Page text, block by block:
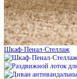
Шкаф-Пенал-Стеллаж